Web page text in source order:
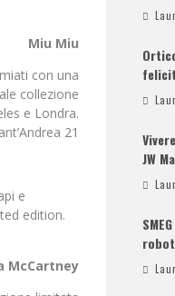
Miu Miu
con una
collezione
e Londra.
21
e
edition.
McCartney
JW